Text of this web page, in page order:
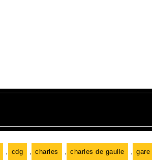
, cdg , charles , charles de gaulle , gare